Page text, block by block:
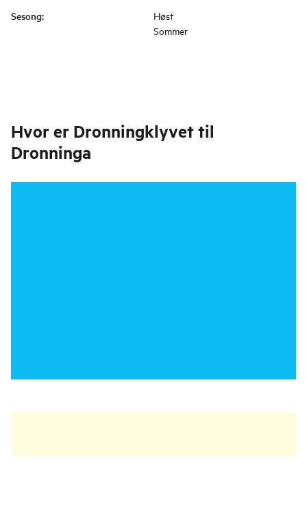
Sesong:
Høst
Sommer
Hvor er Dronningklyvet til
Dronninga